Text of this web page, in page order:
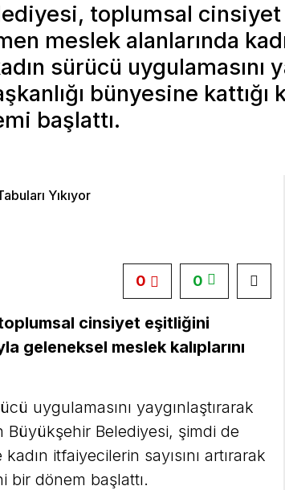
toplumsal
meslek alanlarında
sürücü uygulamasını
bünyesine kattığı
başlattı.
0
0
cinsiyet eşitliğini
geleneksel meslek kalıplarını
uygulamasını yaygınlaştırarak
Büyükşehir Belediyesi, şimdi de
itfaiyecilerin sayısını artırarak
bir dönem başlattı.